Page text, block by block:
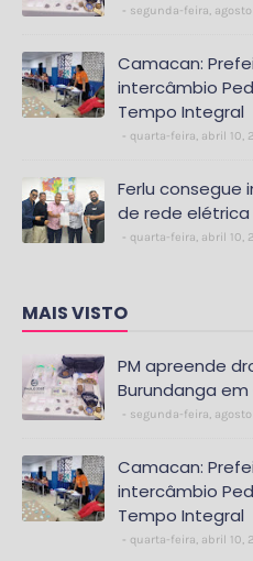
segunda-feira,
Camacan:
intercâmbio
Tempo Integral
quarta-feira, abril 10,
Ferlu
de rede elétrica
quarta-feira, abril 10,
MAIS VISTO
PM apreende
Burundanga
segunda-feira,
Camacan:
intercâmbio
Tempo Integral
quarta-feira, abril 10,